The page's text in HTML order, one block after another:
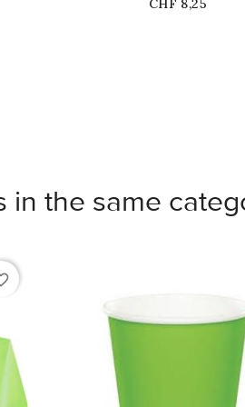
CHF 8,25
in the same